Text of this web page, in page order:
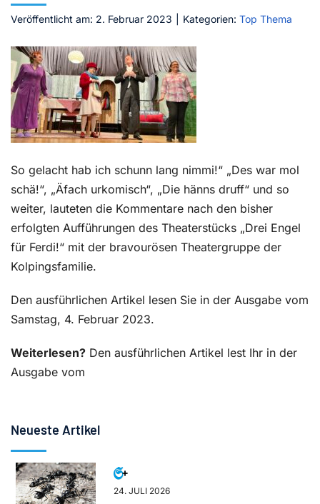
Mediathek
Jetzt abonnieren
Kontakt
Veröffentlicht am: 2. Februar 2023 Kategorien: Top Thema
So gelacht hab ich schunn lang nimmi!“ „Des war mol
schä!“, „Äfach urkomisch“, „Die hänns druff“ und so
weiter, lauteten die Kommentare nach den bisher
erfolgten Aufführungen des Theaterstücks „Drei Engel
für Ferdi!“ mit der bravourösen Theatergruppe der
Kolpingsfamilie.
Den ausführlichen Artikel lesen Sie in der Ausgabe vom
Samstag, 4. Februar 2023.
Weiterlesen? Den ausführlichen Artikel lest Ihr in der
Ausgabe vom
Neueste Artikel
24. JULI 2026